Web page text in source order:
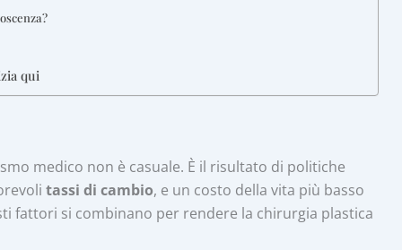
qui
medico non è casuale. È il risultato di politiche
tassi di cambio, e un costo della vita più basso
fattori si combinano per rendere la chirurgia plastica